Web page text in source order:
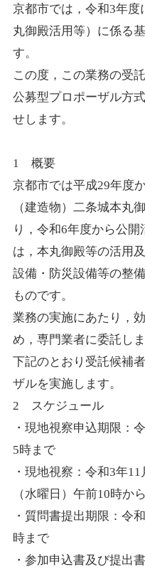
京都市では，令和3年度
丸御殿活用等）に係る
す。
この度，この業務の受
公募型プロポーザル方
せします。
1 概要
京都市では平成29年度
（建造物）二条城本丸
り，令和6年度から公開
は，本丸御殿等の活用
設備・防災設備等の整
ものです。
業務の実施にあたり，
め，専門業者に委託しま
下記のとおり受託候補
ザルを実施します。
2 スケジュール
・現地視察申込期限：
5時まで
・現地視察：令和3年11
（水曜日）午前10時か
・質問書提出期限：令和
時まで
・参加申込書及び提出